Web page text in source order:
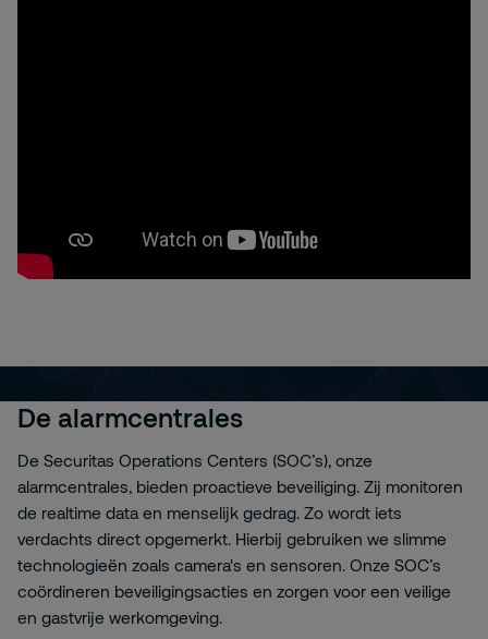
De alarmcentrales
De Securitas Operations Centers (SOC’s), onze
alarmcentrales, bieden proactieve beveiliging. Zij monitoren
de realtime data en menselijk gedrag. Zo wordt iets
verdachts direct opgemerkt. Hierbij gebruiken we slimme
technologieën zoals camera's en sensoren. Onze SOC’s
coördineren beveiligingsacties en zorgen voor een veilige
en gastvrije werkomgeving.